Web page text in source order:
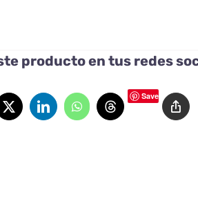
producto en tus redes
Save